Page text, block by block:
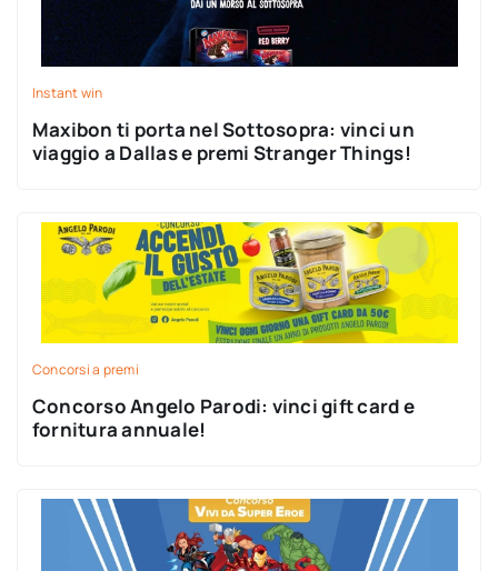
Instant win
Maxibon ti porta nel Sottosopra: vinci un
viaggio a Dallas e premi Stranger Things!
Concorsi a premi
Concorso Angelo Parodi: vinci gift card e
fornitura annuale!